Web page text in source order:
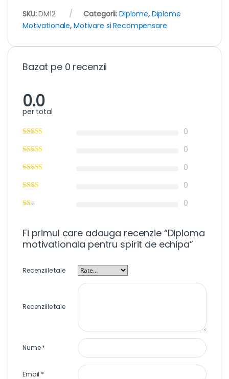
SKU:DM12 Categorii: Diplome, Diplome
Motivationale, Motivare si Recompensare
Bazat pe 0 recenzii
0.0
per total
0
0
0
0
0
Fi primul care adauga recenzie “Diploma
motivationala pentru spirit de echipa”
Recenziile tale
Recenziile tale
Nume*
Email *